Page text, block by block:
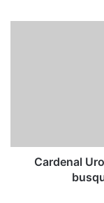
salida
honorable»
Cardenal